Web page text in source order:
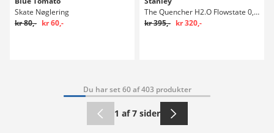
Skate Nøglering
kr 80,- kr 60,-
The Quencher H2.O Flowstate 0,89l Flaske
kr 395,- kr 320,-
Du har set 60 af 403 produkter
1 af 7 sider